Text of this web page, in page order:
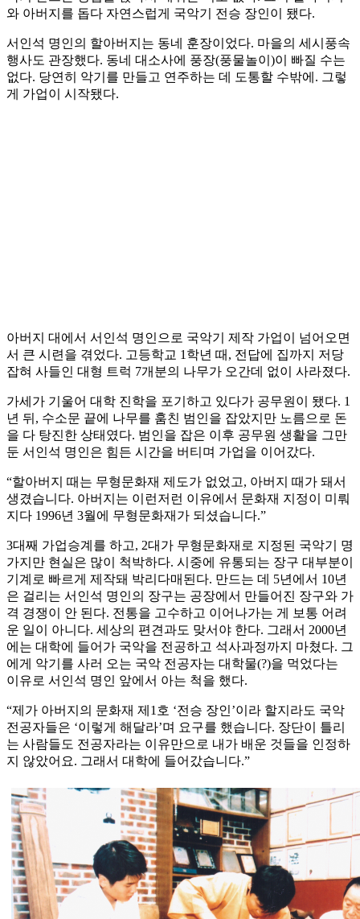
와 아버지를 돕다 자연스럽게 국악기 전승 장인이 됐다.
서인석 명인의 할아버지는 동네 훈장이었다. 마을의 세시풍속
행사도 관장했다. 동네 대소사에 풍장(풍물놀이)이 빠질 수는
없다. 당연히 악기를 만들고 연주하는 데 도통할 수밖에. 그렇
게 가업이 시작됐다.
아버지 대에서 서인석 명인으로 국악기 제작 가업이 넘어오면
서 큰 시련을 겪었다. 고등학교 1학년 때, 전답에 집까지 저당
잡혀 사들인 대형 트럭 7개분의 나무가 오간데 없이 사라졌다.
가세가 기울어 대학 진학을 포기하고 있다가 공무원이 됐다. 1
년 뒤, 수소문 끝에 나무를 훔친 범인을 잡았지만 노름으로 돈
을 다 탕진한 상태였다. 범인을 잡은 이후 공무원 생활을 그만
둔 서인석 명인은 힘든 시간을 버티며 가업을 이어갔다.
“할아버지 때는 무형문화재 제도가 없었고, 아버지 때가 돼서
생겼습니다. 아버지는 이런저런 이유에서 문화재 지정이 미뤄
지다 1996년 3월에 무형문화재가 되셨습니다.”
3대째 가업승계를 하고, 2대가 무형문화재로 지정된 국악기 명
가지만 현실은 많이 척박하다. 시중에 유통되는 장구 대부분이
기계로 빠르게 제작돼 박리다매된다. 만드는 데 5년에서 10년
은 걸리는 서인석 명인의 장구는 공장에서 만들어진 장구와 가
격 경쟁이 안 된다. 전통을 고수하고 이어나가는 게 보통 어려
운 일이 아니다. 세상의 편견과도 맞서야 한다. 그래서 2000년
에는 대학에 들어가 국악을 전공하고 석사과정까지 마쳤다. 그
에게 악기를 사러 오는 국악 전공자는 대학물(?)을 먹었다는
이유로 서인석 명인 앞에서 아는 척을 했다.
“제가 아버지의 문화재 제1호 ‘전승 장인’이라 할지라도 국악
전공자들은 ‘이렇게 해달라’며 요구를 했습니다. 장단이 틀리
는 사람들도 전공자라는 이유만으로 내가 배운 것들을 인정하
지 않았어요. 그래서 대학에 들어갔습니다.”